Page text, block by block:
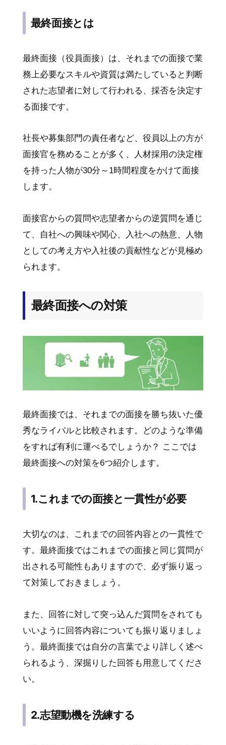
最終面接とは
最終面接（役員面接）は、それまでの面接で業
務上必要なスキルや資質は満たしていると判断
された志望者に対して行われる、採否を決定す
る面接です。
社長や募集部門の責任者など、役員以上の方が
面接官を務めることが多く、人材採用の決定権
を持った人物が30分～1時間程度をかけて面接
します。
面接官からの質問や志望者からの逆質問を通じ
て、自社への興味や関心、入社への熱意、人物
としての考え方や入社後の貢献性などが見極め
られます。
最終面接への対策
最終面接では、それまでの面接を勝ち抜いた優
秀なライバルと比較されます。どのような準備
をすれば有利に運べるでしょうか？ ここでは
最終面接への対策を6つ紹介します。
1.これまでの面接と一貫性が必要
大切なのは、これまでの回答内容との一貫性で
す。最終面接ではこれまでの面接と同じ質問が
出される可能性もありますので、必ず振り返っ
て対策しておきましょう。
また、回答に対して突っ込んだ質問をされても
いいように回答内容についても振り返りましょ
う。最終面接では自分の言葉でより詳しく述べ
られるよう、深掘りした回答も用意してくださ
い。
2.志望動機を洗練する